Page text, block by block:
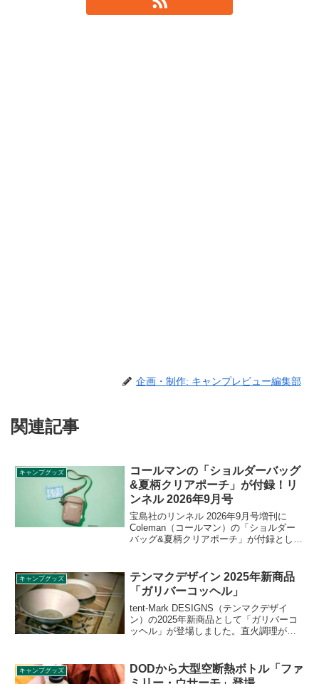
企画・制作: キャンプレビュー編集部
関連記事
キャンプグッズ
コールマンの「ショルダーバッグ
&夏柄クリアポーチ」が付録！リ
ンネル 2026年9月号
宝島社のリンネル 2026年9月号増刊に
Coleman（コールマン）の「ショルダー
バッグ&夏柄クリアポーチ」が付録として
ちやすく、お財布やペットボトルも入る
程よいサイズが魅力です。詳細をレビュ
ーします。
キャンプグッズ
テンマクデザイン 2025年新商品
「ガリバーコッヘル」
tent-Mark DESIGNS（テンマクデザイ
ン）の2025年新商品として「ガリバーコ
ッヘル」が登場しました。直火調理が可
す。内側には500・800・1000ccのメモリ
がついており、計量も可能です。詳細を
キャンプグッズ
DODから大型空断熱ボトル「ファ